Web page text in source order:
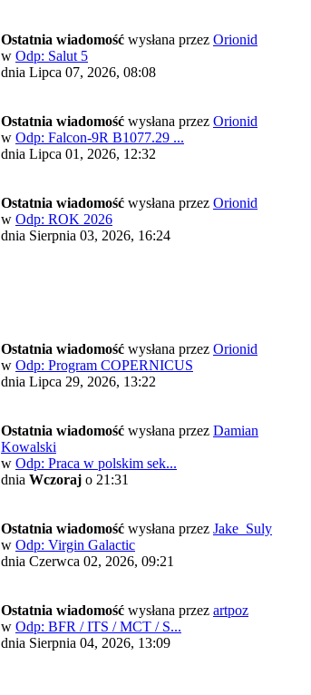
Ostatnia wiadomość wysłana przez Orionid
w Odp: Salut 5
dnia Lipca 07, 2026, 08:08
Ostatnia wiadomość wysłana przez Orionid
w Odp: Falcon-9R B1077.29 ...
dnia Lipca 01, 2026, 12:32
Ostatnia wiadomość wysłana przez Orionid
w Odp: ROK 2026
dnia Sierpnia 03, 2026, 16:24
Ostatnia wiadomość wysłana przez Orionid
w Odp: Program COPERNICUS
dnia Lipca 29, 2026, 13:22
Ostatnia wiadomość wysłana przez Damian
Kowalski
w Odp: Praca w polskim sek...
dnia Wczoraj o 21:31
Ostatnia wiadomość wysłana przez Jake_Suly
w Odp: Virgin Galactic
dnia Czerwca 02, 2026, 09:21
Ostatnia wiadomość wysłana przez artpoz
w Odp: BFR / ITS / MCT / S...
dnia Sierpnia 04, 2026, 13:09